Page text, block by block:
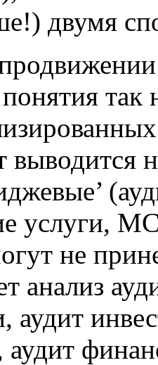
двумя
так
выводится
услуги,
не
анализ
аудит